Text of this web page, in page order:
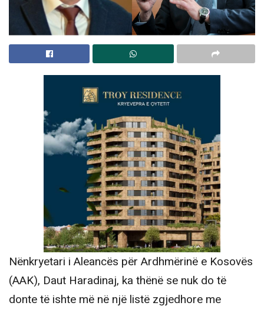
Nënkryetari i Aleancës për Ardhmërinë e Kosovës
(AAK), Daut Haradinaj, ka thënë se nuk do të
donte të ishte më në një listë zgjedhore me